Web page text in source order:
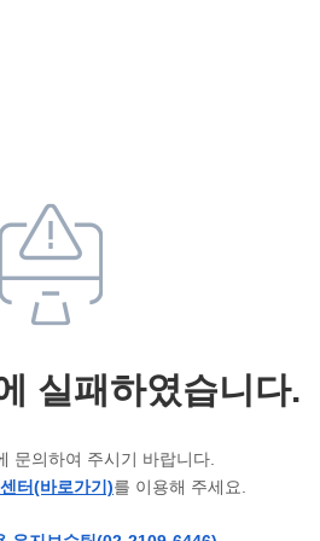
실패하였습니다.
문의하여 주시기 바랍니다.
터(바로가기)를 이용해 주세요.